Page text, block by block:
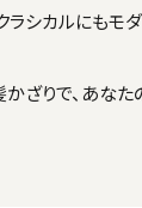
ラシカルにもモ
ざりで、あな